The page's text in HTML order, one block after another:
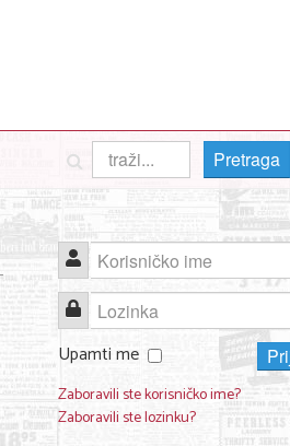
Pretraga
Korisničko ime
Lozinka
Upamti me
Zaboravili ste korisničko ime?
Zaboravili ste lozinku?